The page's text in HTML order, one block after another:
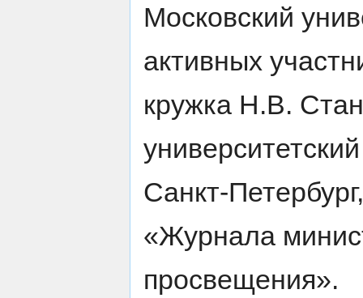
Московский
активных
кружка Н.В.
Санкт-
«Журнала
просвещения».